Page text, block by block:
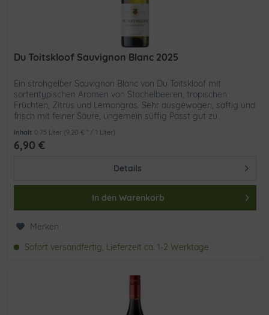
Du Toitskloof Sauvignon Blanc 2025
Ein strohgelber Sauvignon Blanc von Du Toitskloof mit
sortentypischen Aromen von Stachelbeeren, tropischen
Früchten, Zitrus und Lemongras. Sehr ausgewogen, saftig und
frisch mit feiner Säure, ungemein süffig Passt gut zu
Inhalt 0.75 Liter (9,20 € * / 1 Liter)
6,90 €
Details
In den Warenkorb
Merken
Sofort versandfertig, Lieferzeit ca. 1-2 Werktage